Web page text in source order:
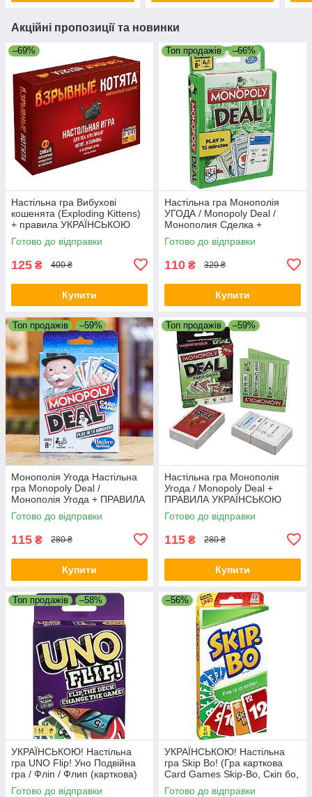
Акційні пропозиції та новинки
–69%
Настільна гра Вибухові
кошенята (Exploding Kittens)
+ правила УКРАЇНСЬКОЮ
Готово до відправки
125 ₴ 400 ₴
Купити
Топ продажів –66%
Настільна гра Монополія
УГОДА / Monopoly Deal /
Монополия Сделка +
ПРАВИЛА УКРАЇНСЬКОЮ
Готово до відправки
110 ₴ 320 ₴
Купити
Топ продажів –59%
Монополія Угода Настільна
гра Monopoly Deal /
Монополія Угода + ПРАВИЛА
УКРАЇНСЬКОЮ
Готово до відправки
115 ₴ 280 ₴
Купити
Топ продажів –59%
Настільна гра Монополія
Угода / Monopoly Deal +
ПРАВИЛА УКРАЇНСЬКОЮ
Готово до відправки
115 ₴ 280 ₴
Купити
Топ продажів –58%
УКРАЇНСЬКОЮ! Настільна
гра UNO Flip! Уно Подвійна
гра / Фліп / Флип (карткова)
Готово до відправки
–56%
УКРАЇНСЬКОЮ! Настільна
гра Skip Bo! (Гра карткова
Card Games Skip-Bo, Скіп бо,
Скип бо)
Готово до відправки